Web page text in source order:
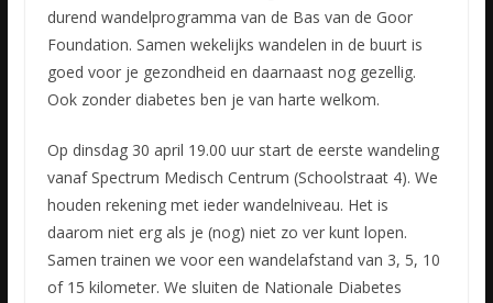
durend wandelprogramma van de Bas van de Goor
Foundation. Samen wekelijks wandelen in de buurt is
goed voor je gezondheid en daarnaast nog gezellig.
Ook zonder diabetes ben je van harte welkom.
Op dinsdag 30 april 19.00 uur start de eerste wandeling
vanaf Spectrum Medisch Centrum (Schoolstraat 4). We
houden rekening met ieder wandelniveau. Het is
daarom niet erg als je (nog) niet zo ver kunt lopen.
Samen trainen we voor een wandelafstand van 3, 5, 10
of 15 kilometer. We sluiten de Nationale Diabetes